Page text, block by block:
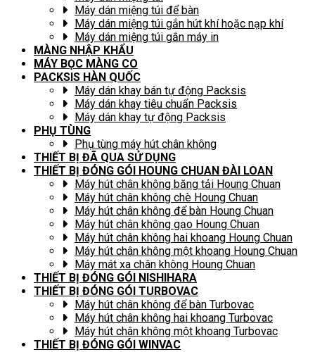
Máy dán miệng túi để bàn
Máy dán miệng túi gắn hút khí hoặc nạp khí
Máy dán miệng túi gắn máy in
MÀNG NHẬP KHẨU
MÁY BỌC MÀNG CO
PACKSIS HÀN QUỐC
Máy dán khay bán tự động Packsis
Máy dán khay tiêu chuẩn Packsis
Máy dán khay tự động Packsis
PHỤ TÙNG
Phụ tùng máy hút chân không
THIẾT BỊ ĐÃ QUA SỬ DỤNG
THIẾT BỊ ĐÓNG GÓI HOUNG CHUAN ĐÀI LOAN
Máy hút chân không băng tải Houng Chuan
Máy hút chân không chè Houng Chuan
Máy hút chân không để bàn Houng Chuan
Máy hút chân không gạo Houng Chuan
Máy hút chân không hai khoang Houng Chuan
Máy hút chân không một khoang Houng Chuan
Máy mát xa chân không Houng Chuan
THIẾT BỊ ĐÓNG GÓI NISHIHARA
THIẾT BỊ ĐÓNG GÓI TURBOVAC
Máy hút chân không để bàn Turbovac
Máy hút chân không hai khoang Turbovac
Máy hút chân không một khoang Turbovac
THIẾT BỊ ĐÓNG GÓI WINVAC